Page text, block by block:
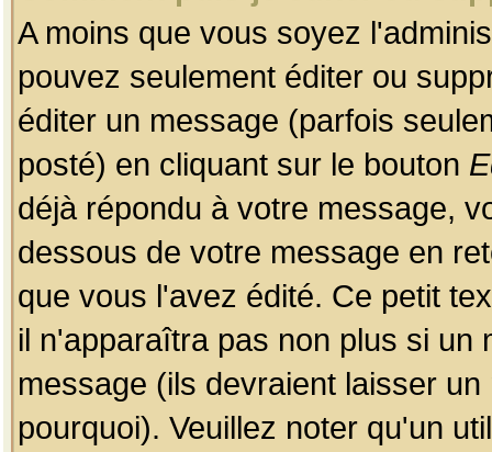
A moins que vous soyez
pouvez seulement éditer ou
éditer un message (parfois
posté) en cliquant sur le bouton
déjà répondu à votre message,
dessous de votre message en
que vous l'avez édité. Ce petit
il n'apparaîtra pas non plus si un
message (ils devraient laisser
pourquoi). Veuillez noter qu'un